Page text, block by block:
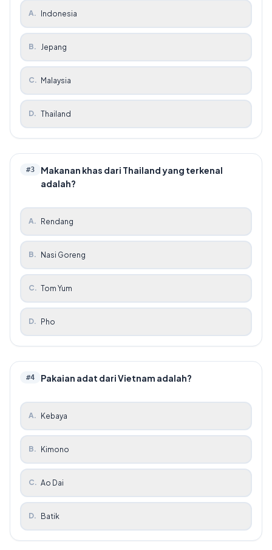
A. Indonesia
B. Jepang
C. Malaysia
D. Thailand
#3
Makanan khas dari Thailand yang terkenal
adalah?
A. Rendang
B. Nasi Goreng
C. Tom Yum
D. Pho
#4 Pakaian adat dari Vietnam adalah?
A. Kebaya
B. Kimono
C. Ao Dai
D. Batik